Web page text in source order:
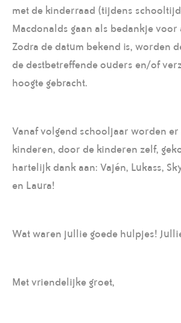
met de kinderraad (tijdens
Macdonalds gaan als bedankje voor
Zodra de datum bekend is, worden
de destbetreffende ouders en/of
hoogte gebracht.
Vanaf volgend schooljaar worden
kinderen, door de kinderen zelf,
hartelijk dank aan: Vajén, Lukass,
en Laura!
Wat waren jullie goede hulpjes!
Met vriendelijke groet,